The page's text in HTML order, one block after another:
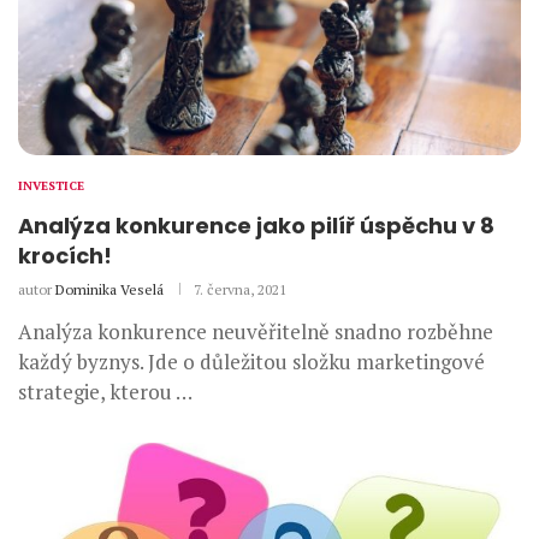
INVESTICE
Analýza konkurence jako pilíř úspěchu v 8
krocích!
autor Dominika Veselá 7. června, 2021
Analýza konkurence neuvěřitelně snadno rozběhne
každý byznys. Jde o důležitou složku marketingové
strategie, kterou …